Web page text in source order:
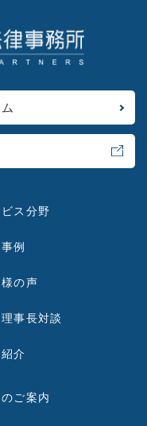
ス分野
例
の声
事長対談
介
ご案内